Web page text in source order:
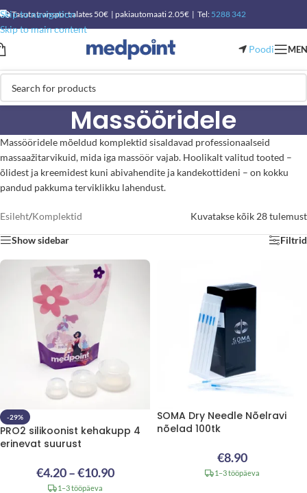
Skip to navigation
Skip to main content
Tasuta transport alates 50€ | pakiautomaati 2.05€ | Tel: 5288 342
Poodi
Massööridele
Massööridele mõeldud komplektid sisaldavad professionaalseid
massaažitarvikuid, mida iga massöör vajab. Hoolikalt valitud tooted –
õlidest ja kreemidest kuni abivahendite ja kandekottideni – on kokku
pandud pakkuma terviklikku lahendust.
Esileht/Komplektid Kuvatakse kõik 28 tulemust
Show sidebar Filtrid
-29%
PRO2 silikoonist kehakupp 4
erinevat suurust
€4.20 –€10.90
1–3 tööpäeva
SOMA Dry Needle Nõelravi
nõelad 100tk
€8.90
1–3 tööpäeva